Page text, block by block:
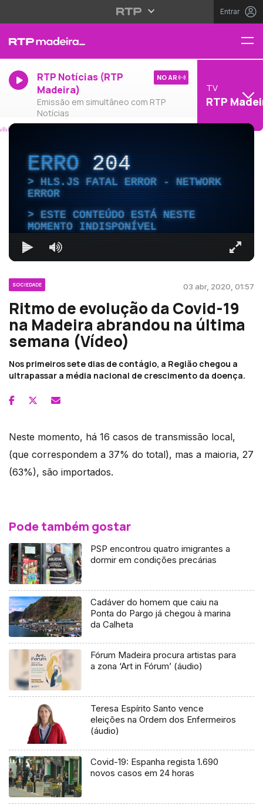
Entrar
RTP Notícias (RTP
Madeira)
Emissão em simultâneo com RTP
Notícias
NO AR
TV
RTP
ERRO204
HLS.JS FATAL ERROR - NETWORK
ERROR
ESTE CONTEÚDO ESTÁ NESTE
MOMENTO INDISPONÍVEL
SOCIEDADE 03 abr, 2020, 01:57
Ritmo de evolução da Covid-19
na Madeira abrandou na última
semana (Vídeo)
Nos primeiros sete dias de contágio, a Região chegou a
ultrapassar a média nacional de crescimento da doença.
Neste momento, há 16 casos de transmissão local,
(que correspondem a 37% do total), mas a maioria, 27
(63%), são importados.
Pode também gostar
PSP encontrou quatro imigrantes a
dormir em condições precárias
Cadáver do homem que caiu na
Ponta do Pargo já chegou à marina
da Calheta
Fórum Madeira procura artistas para
a zona ‘Art in Fórum’ (áudio)
Teresa Espírito Santo vence
eleições na Ordem dos Enfermeiros
(áudio)
Covid-19: Espanha regista 1.690
novos casos em 24 horas